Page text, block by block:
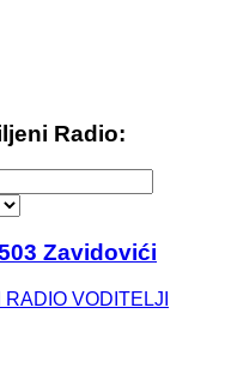
Radio:
Zavidovići
VODITELJI